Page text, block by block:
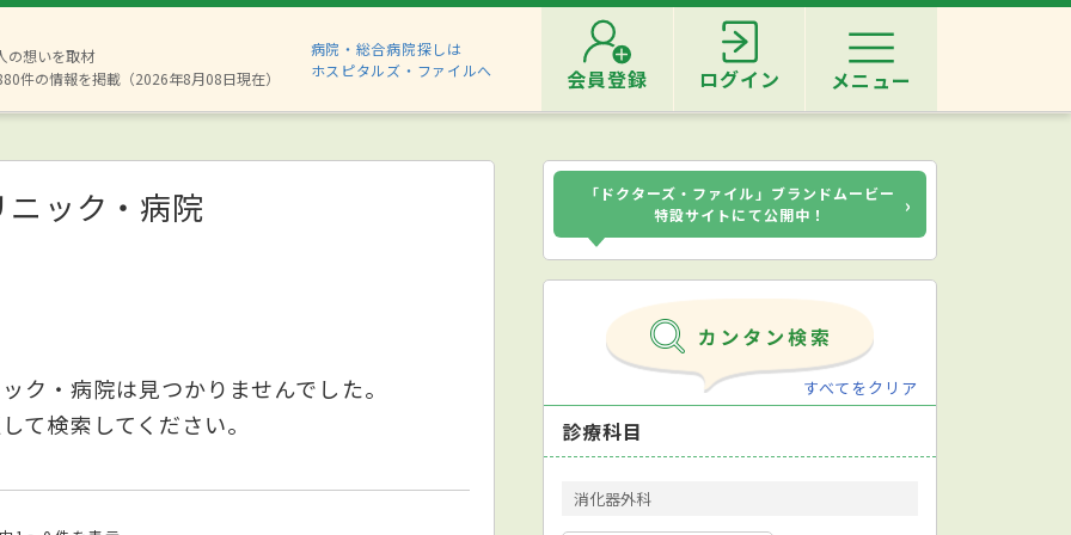
の想いを取材
件の情報を掲載（2026年8月08日現在）
病院・総合病院探しは
ホスピタルズ・ファイルへ
会員登録 ログイン メニュー
ニック・病院
ク・病院は見つかりませんでした。
て検索してください。
「ドクターズ・ファイル」ブランドムービー
特設サイトにて公開中！
›
すべてをクリア
診療科目
消化器外科